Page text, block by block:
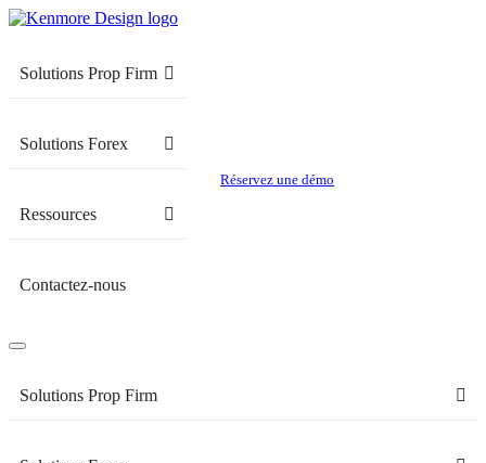
Solutions Prop Firm
Solutions Forex
Ressources
Contactez-nous
Réservez une démo
Solutions Prop Firm